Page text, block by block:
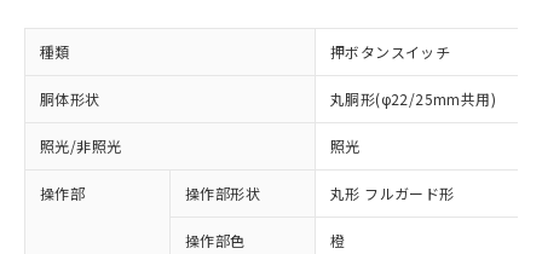
種類 押ボタンスイッチ
胴体形状 丸胴形(φ22/25mm共用)
照光/非照光 照光
操作部 操作部形状 丸形 フルガード形
操作部色 橙